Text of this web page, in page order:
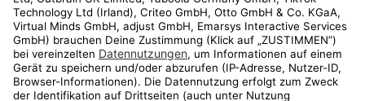
Privatsphäre-EinstellungenAGBDatenschutzCompliance
GeschenkgutscheinbedingungenImpressumHelp Center